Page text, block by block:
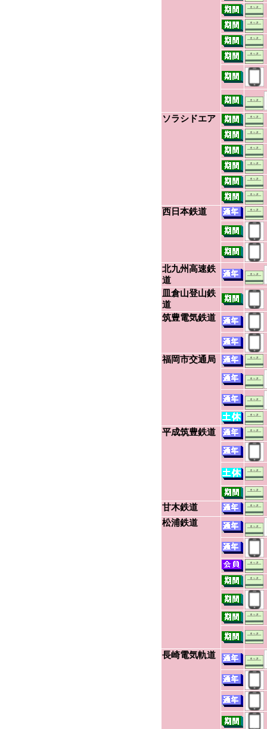
ソラシドエア
西日本鉄道
北九州高速鉄
道
皿倉山登山鉄
道
筑豊電気鉄道
福岡市交通局
平成筑豊鉄道
甘木鉄道
松浦鉄道
長崎電気軌道